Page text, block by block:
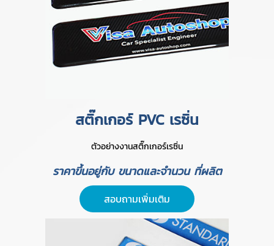
สติ๊กเกอร์ PVC เรซิ่น
ตัวอย่างงานสติ๊กเกอร์เรซิ่น
ราคาขึ้นอยู่กับ ขนาดและจำนวน ที่ผลิต
สอบถามเพิ่มเติม